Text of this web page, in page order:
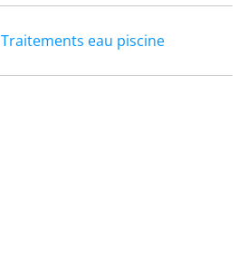
Traitements eau piscine